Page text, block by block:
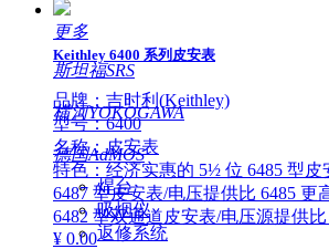
更多
斯坦福SRS
横河YOKOGAWA
德国AdMOS
焊台
吸烟仪
返修系统
Keithley 6400 系列皮安表
品牌：吉时利(Keithley)
型号：6400
名称：皮安表
特色：经济实惠的 5½ 位 6485 型
6487 型皮安表/电压提供比 6485
6482 型双通道皮安表/电压源提供
¥ 0.00